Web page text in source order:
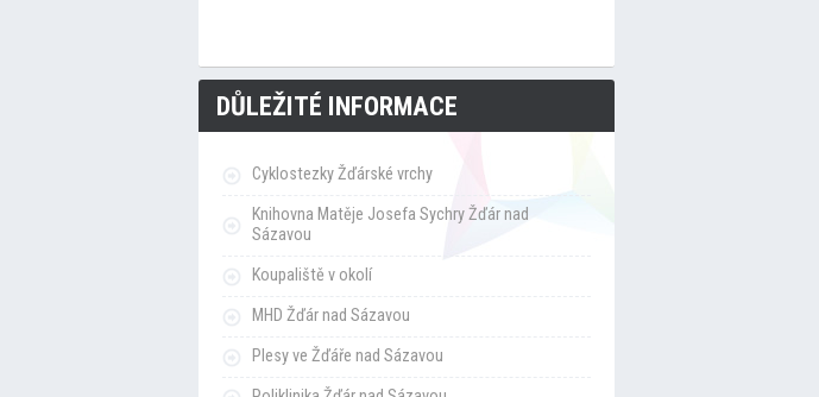
DŮLEŽITÉ INFORMACE
Cyklostezky Žďárské vrchy
Knihovna Matěje Josefa Sychry Žďár nad
Sázavou
Koupaliště v okolí
MHD Žďár nad Sázavou
Plesy ve Žďáře nad Sázavou